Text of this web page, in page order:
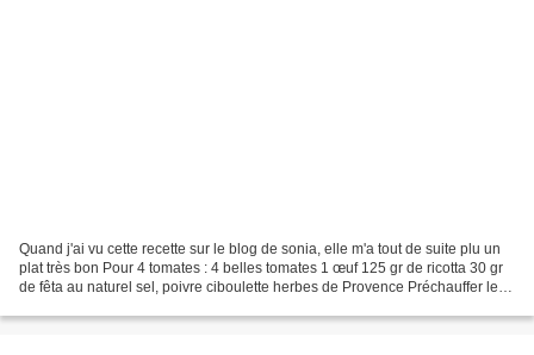
Quand j'ai vu cette recette sur le blog de sonia, elle m'a tout de suite plu un
plat très bon Pour 4 tomates : 4 belles tomates 1 œuf 125 gr de ricotta 30 gr
de fêta au naturel sel, poivre ciboulette herbes de Provence Préchauffer le